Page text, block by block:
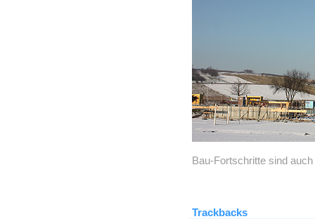
Bau-Fortschritte sind
Trackbacks